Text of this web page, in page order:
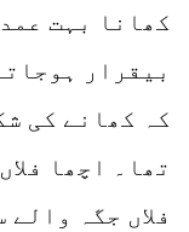
کھانا بہت
بیقرار
کہ کھانے کی
تھا۔ اچھا
فلاں جگہ